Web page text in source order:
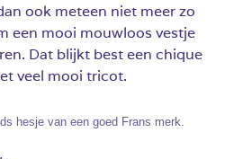
ook meteen niet meer zo
een mooi mouwloos vestje
Dat blijkt best een chique
veel mooi tricot.
hesje van een goed Frans merk.